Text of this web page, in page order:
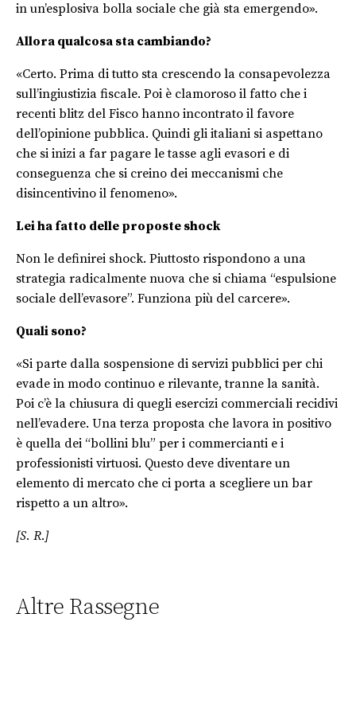
in un’esplosiva bolla sociale che già sta emergendo».
Allora qualcosa sta cambiando?
«Certo. Prima di tutto sta crescendo la consapevolezza
sull’ingiustizia fiscale. Poi è clamoroso il fatto che i
recenti blitz del Fisco hanno incontrato il favore
dell’opinione pubblica. Quindi gli italiani si aspettano
che si inizi a far pagare le tasse agli evasori e di
conseguenza che si creino dei meccanismi che
disincentivino il fenomeno».
Lei ha fatto delle proposte shock
Non le definirei shock. Piuttosto rispondono a una
strategia radicalmente nuova che si chiama “espulsione
sociale dell’evasore”. Funziona più del carcere».
Quali sono?
«Si parte dalla sospensione di servizi pubblici per chi
evade in modo continuo e rilevante, tranne la sanità.
Poi c’è la chiusura di quegli esercizi commerciali recidivi
nell’evadere. Una terza proposta che lavora in positivo
è quella dei “bollini blu” per i commercianti e i
professionisti virtuosi. Questo deve diventare un
elemento di mercato che ci porta a scegliere un bar
rispetto a un altro».
[S. R.]
Altre Rassegne